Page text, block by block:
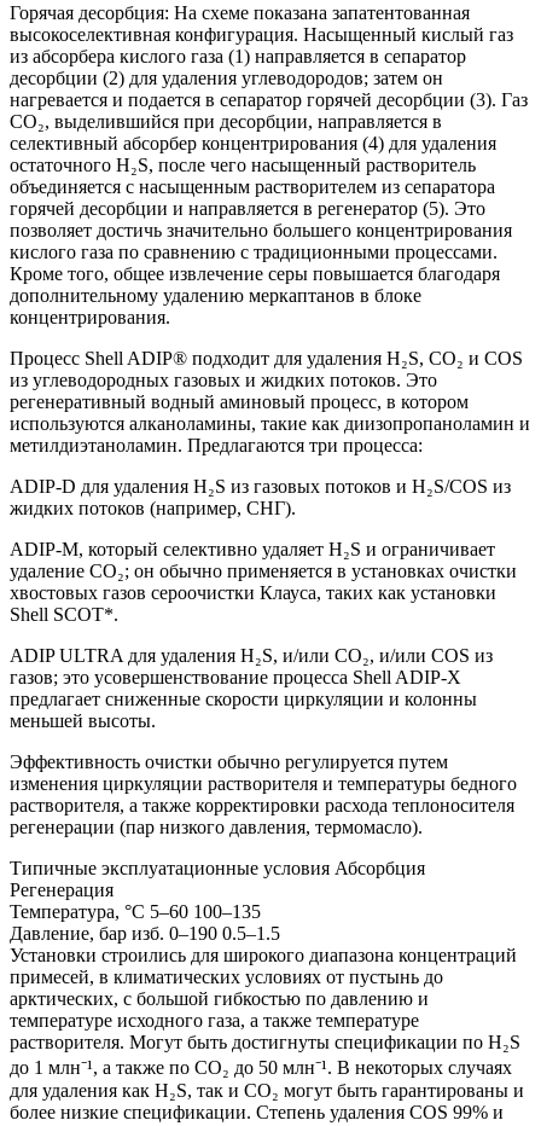
Горячая десорбция: На схеме показана запатентованная
высокоселективная конфигурация. Насыщенный кислый газ
из абсорбера кислого газа (1) направляется в сепаратор
десорбции (2) для удаления углеводородов; затем он
нагревается и подается в сепаратор горячей десорбции (3). Газ
CO₂, выделившийся при десорбции, направляется в
селективный абсорбер концентрирования (4) для удаления
остаточного H₂S, после чего насыщенный растворитель
объединяется с насыщенным растворителем из сепаратора
горячей десорбции и направляется в регенератор (5). Это
позволяет достичь значительно большего концентрирования
кислого газа по сравнению с традиционными процессами.
Кроме того, общее извлечение серы повышается благодаря
дополнительному удалению меркаптанов в блоке
концентрирования.
Процесс Shell ADIP® подходит для удаления H₂S, CO₂ и COS
из углеводородных газовых и жидких потоков. Это
регенеративный водный аминовый процесс, в котором
используются алканоламины, такие как диизопропаноламин и
метилдиэтаноламин. Предлагаются три процесса:
ADIP-D для удаления H₂S из газовых потоков и H₂S/COS из
жидких потоков (например, СНГ).
ADIP-M, который селективно удаляет H₂S и ограничивает
удаление CO₂; он обычно применяется в установках очистки
хвостовых газов сероочистки Клауса, таких как установки
Shell SCOT*.
ADIP ULTRA для удаления H₂S, и/или CO₂, и/или COS из
газов; это усовершенствование процесса Shell ADIP-X
предлагает сниженные скорости циркуляции и колонны
меньшей высоты.
Эффективность очистки обычно регулируется путем
изменения циркуляции растворителя и температуры бедного
растворителя, а также корректировки расхода теплоносителя
регенерации (пар низкого давления, термомасло).
Типичные эксплуатационные условия Абсорбция
Регенерация
Температура, °C 5–60 100–135
Давление, бар изб. 0–190 0.5–1.5
Установки строились для широкого диапазона концентраций
примесей, в климатических условиях от пустынь до
арктических, с большой гибкостью по давлению и
температуре исходного газа, а также температуре
растворителя. Могут быть достигнуты спецификации по H₂S
до 1 млн⁻¹, а также по CO₂ до 50 млн⁻¹. В некоторых случаях
для удаления как H₂S, так и CO₂ могут быть гарантированы и
более низкие спецификации. Степень удаления COS 99% и